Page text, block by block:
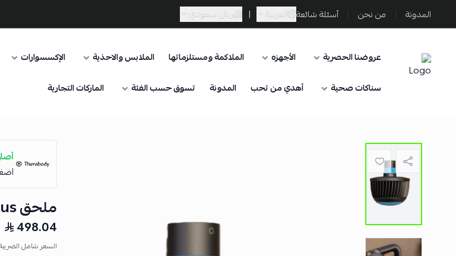
المدونة من نحن أسئلة شائعة العربية | ريال سعودي
Sporta
عروضنا الحصرية الأجهزه الملاكمة ومستلزماتها الملابس والاحذية الإكسسوارات
سناكات صحية
أهدي من تحب المدونة تسوق حسب الفئة الماركات التجارية
أصلي
ملحق Cold Plus
498.04
السعر شامل